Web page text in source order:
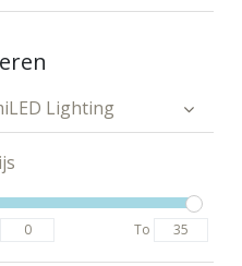
Lighting
To